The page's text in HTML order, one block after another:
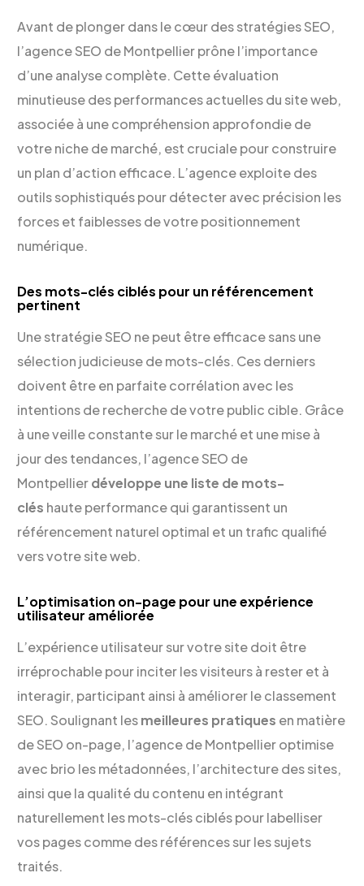
Avant de plonger dans le cœur des stratégies SEO,
l’agence SEO de Montpellier prône l’importance
d’une analyse complète. Cette évaluation
minutieuse des performances actuelles du site web,
associée à une compréhension approfondie de
votre niche de marché, est cruciale pour construire
un plan d’action efficace. L’agence exploite des
outils sophistiqués pour détecter avec précision les
forces et faiblesses de votre positionnement
numérique.
Des mots-clés ciblés pour un référencement
pertinent
Une stratégie SEO ne peut être efficace sans une
sélection judicieuse de mots-clés. Ces derniers
doivent être en parfaite corrélation avec les
intentions de recherche de votre public cible. Grâce
à une veille constante sur le marché et une mise à
jour des tendances, l’agence SEO de
Montpellierdéveloppe une liste de mots-
clés haute performance qui garantissent un
référencement naturel optimal et un trafic qualifié
vers votre site web.
L’optimisation on-page pour une expérience
utilisateur améliorée
L’expérience utilisateur sur votre site doit être
irréprochable pour inciter les visiteurs à rester et à
interagir, participant ainsi à améliorer le classement
SEO. Soulignant lesmeilleures pratiques en matière
de SEO on-page, l’agence de Montpellier optimise
avec brio les métadonnées, l’architecture des sites,
ainsi que la qualité du contenu en intégrant
naturellement les mots-clés ciblés pour labelliser
vos pages comme des références sur les sujets
traités.